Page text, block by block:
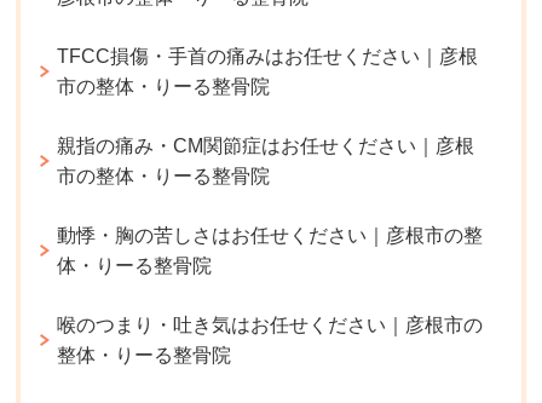
TFCC損傷・手首の痛みはお任せください｜彦根
市の整体・りーる整骨院
親指の痛み・CM関節症はお任せください｜彦根
市の整体・りーる整骨院
動悸・胸の苦しさはお任せください｜彦根市の整
体・りーる整骨院
喉のつまり・吐き気はお任せください｜彦根市の
整体・りーる整骨院